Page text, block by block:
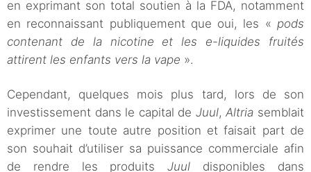
en exprimant son total soutien à la FDA, notamment
en reconnaissant publiquement que oui, les « pods
contenant de la nicotine et les e-liquides fruités
attirent les enfants vers la vape ».
Cependant, quelques mois plus tard, lors de son
investissement dans le capital de Juul,Altria semblait
exprimer une toute autre position et faisait part de
son souhait d’utiliser sa puissance commerciale afin
de rendre les produitsJuul disponibles dans